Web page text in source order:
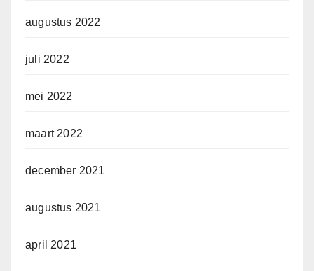
augustus 2022
juli 2022
mei 2022
maart 2022
december 2021
augustus 2021
april 2021